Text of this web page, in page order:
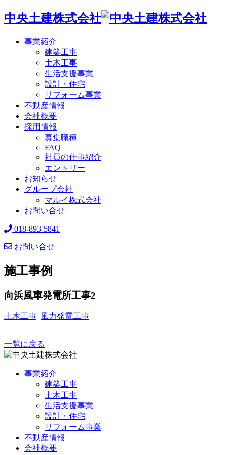
中央土建株式会社
事業紹介
建築工事
土木工事
生活支援事業
設計・住宅
リフォーム事業
不動産情報
会社概要
採用情報
募集職種
FAQ
社員の仕事紹介
エントリー
お知らせ
グループ会社
マルイ株式会社
お問い合せ
018-893-5841
お問い合せ
施工事例
向浜風車発電所工事2
土木工事 風力発電工事
一覧に戻る
事業紹介
建築工事
土木工事
生活支援事業
設計・住宅
リフォーム事業
不動産情報
会社概要